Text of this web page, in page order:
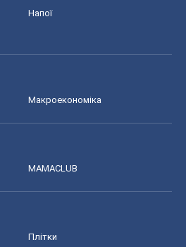
Напої
Макроекономіка
MAMACLUB
Плітки